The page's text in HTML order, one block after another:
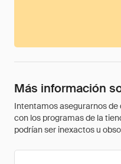
Más información
Intentamos asegurarnos de
con los programas de la
podrían ser inexactos u